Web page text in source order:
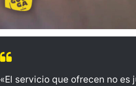
«El servicio que ofrecen no